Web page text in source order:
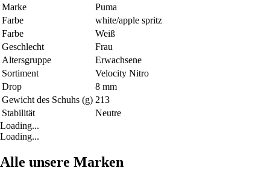
Marke
Puma
Farbe
white/apple spritz
Farbe
Weiß
Geschlecht
Frau
Altersgruppe
Erwachsene
Sortiment
Velocity Nitro
Drop
8 mm
Gewicht des Schuhs (g) 213
Stabilität
Neutre
Loading...
Loading...
Alle unsere Marken